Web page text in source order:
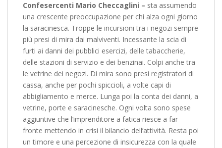
Confesercenti Mario Checcaglini – sta assumendo
una crescente preoccupazione per chi alza ogni giorno
la saracinesca. Troppe le incursioni tra i negozi sempre
più presi di mira dai malviventi. Incessante la scia di
furti ai danni dei pubblici esercizi, delle tabaccherie,
delle stazioni di servizio e dei benzinai. Colpi anche tra
le vetrine dei negozi. Di mira sono presi registratori di
cassa, anche per pochi spiccioli, a volte capi di
abbigliamento e merce. Lunga poi la conta dei danni, a
vetrine, porte e saracinesche. Ogni volta sono spese
aggiuntive che l’imprenditore a fatica riesce a far
fronte mettendo in crisi il bilancio dell’attività. Resta poi
un timore e una percezione di insicurezza con la quale